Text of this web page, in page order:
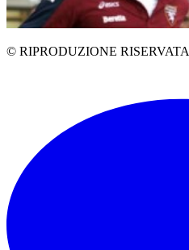
© RIPRODUZIONE RISERVATA